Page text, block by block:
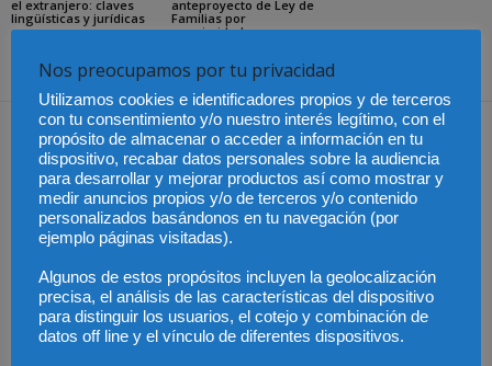
el extranjero: claves
lingüísticas y jurídicas
anteproyecto de Ley de
Familias por
unanimidad
Dejar una respuesta
Nos preocupamos por tu privacidad
Utilizamos cookies e identificadores propios y de terceros
con tu consentimiento y/o nuestro interés legítimo, con el
propósito de almacenar o acceder a información en tu
dispositivo, recabar datos personales sobre la audiencia
para desarrollar y mejorar productos así como mostrar y
medir anuncios propios y/o de terceros y/o contenido
personalizados basándonos en tu navegación (por
ejemplo páginas visitadas).
Algunos de estos propósitos incluyen la geolocalización
precisa, el análisis de las características del dispositivo
para distinguir los usuarios, el cotejo y combinación de
datos off line y el vínculo de diferentes dispositivos.